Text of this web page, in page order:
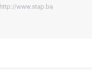
http://www.stap.ba